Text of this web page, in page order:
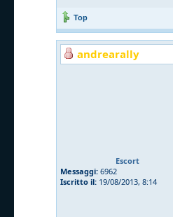
Top
andrearally
Escort
Messaggi: 6962
Iscritto il: 19/08/2013, 8:14